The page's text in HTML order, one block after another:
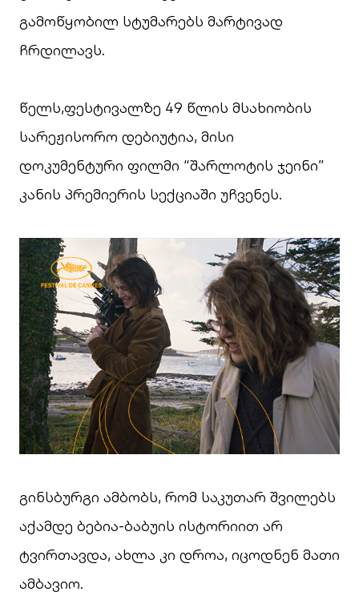
გამოწყობილ სტუმარებს მარტივად
ჩრდილავს.
წელს,ფესტივალზე 49 წლის მსახიობის
სარეჟისორო დებიუტია, მისი
დოკუმენტური ფილმი “შარლოტის ჯეინი”
კანის პრემიერის სექციაში უჩვენეს.
გინსბურგი ამბობს, რომ საკუთარ შვილებს
აქამდე ბებია-ბაბუის ისტორიით არ
ტვირთავდა, ახლა კი დროა, იცოდნენ მათი
ამბავიო.